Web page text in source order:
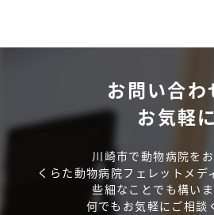
お問い合わ
お気軽に
川崎市で動物病院を
くらた動物病院フェレットメデ
些細なことでも構い
何でもお気軽にご相談